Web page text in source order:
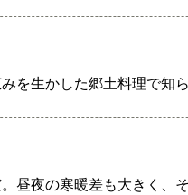
を生かした郷土料理で知
昼夜の寒暖差も大きく、